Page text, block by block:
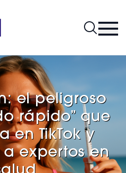
el peligroso
rápido” que
en TikTok y
expertos en